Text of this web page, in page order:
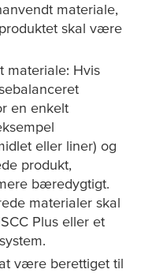
materiale,
skal være
materiale: Hvis
en enkelt
eller liner) og
produkt,
bæredygtigt.
materialer skal
Plus eller et
være berettiget til